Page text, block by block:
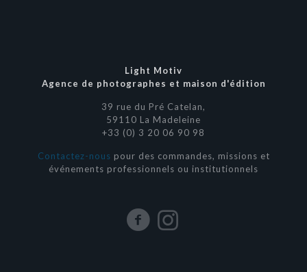
Light Motiv
Agence de photographes et maison d'édition
39 rue du Pré Catelan,
59110 La Madeleine
+33 (0) 3 20 06 90 98
Contactez-nous pour des commandes, missions et
événements professionnels ou institutionnels